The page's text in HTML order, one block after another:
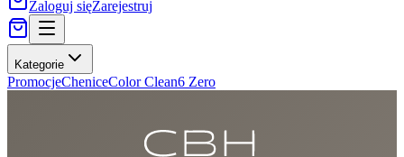
Zaloguj sięZarejestruj
Kategorie
PromocjeCheniceColor Clean6 Zero